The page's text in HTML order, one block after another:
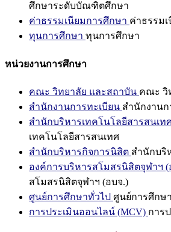
ศึกษาระดับบัณฑิตศึกษา
ค่าธรรมเนียมการศึกษา ค่าธรรม
ทุนการศึกษา ทุนการศึกษา
หน่วยงานการศึกษา
คณะ วิทยาลัย และสถาบัน คณะ วิ
สำนักงานการทะเบียน สำนักงานก
สำนักบริหารเทคโนโลยีสารสนเท
เทคโนโลยีสารสนเทศ
สำนักบริหารกิจการนิสิต สำนักบริ
องค์การบริหารสโมสรนิสิตจุฬาฯ (
สโมสรนิสิตจุฬาฯ (อบจ.)
ศูนย์การศึกษาทั่วไป ศูนย์การศึกษ
การประเมินออนไลน์ (MCV) การ